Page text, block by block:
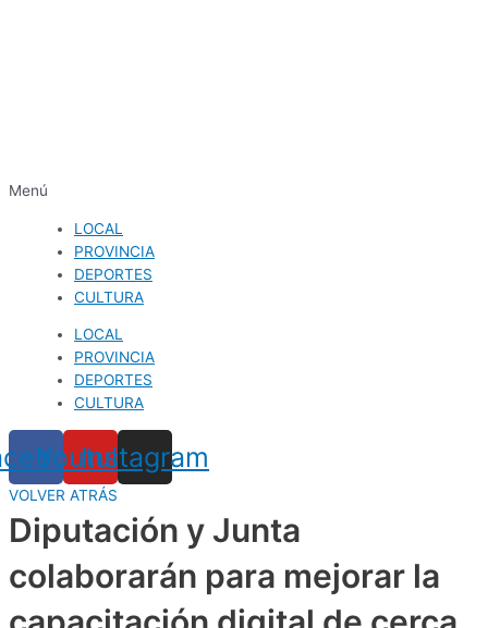
Menú
LOCAL
PROVINCIA
DEPORTES
CULTURA
LOCAL
PROVINCIA
DEPORTES
CULTURA
Youtube
Instagram
VOLVER ATRÁS
Diputación y Junta
colaborarán para mejorar la